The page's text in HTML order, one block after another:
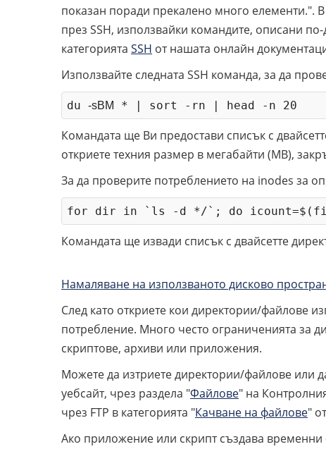
показан поради прекалено много елементи.".
през SSH, използвайки командите, описани
категорията SSH от нашата онлайн
Използвайте следната SSH команда, за да
du -sBM * | sort -rn | head -n 20
Командата ще Ви предостави списък с
откриете техния размер в мегабайти (MB),
За да проверите потреблението на inodes за
for dir in `ls -d */`; do
Командата ще извади списък с двайсетте
Намаляване на използваното дисково
След като откриете кои директории/файлове
потребление. Много често ограниченията за
скриптове, архиви или приложения.
Можете да изтриете директории/файлове или
уебсайт, чрез раздела "Файлове" на
чрез FTP в категорията "Качване на файлове"
Ако приложение или скрипт създава